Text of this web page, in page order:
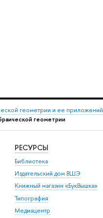
геометрии и ее приложений
геометрии
РЕСУРСЫ
Библиотека
Издательский дом ВШЭ
Книжный магазин «БукВышка»
Типография
Медиацентр